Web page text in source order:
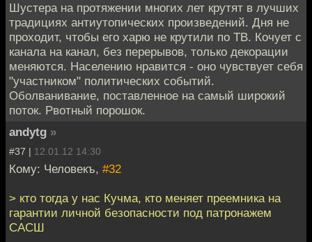
Шустера на протяжении многих лет крутят в лучших
традициях антиутопических произведений. Дня не
проходит, чтобы его харю не крутили по ТВ. Кочует с
канала на канал, без перерывов, только декорации
меняются. Населению нравится - оно чувствует себя
"участником" политических событий.
Оболванивание, поставленное на самый широкий
поток. Рвотный порошок.
andytg »
#37 | 12.01.12 14:30
Кому: Человекъ, #32
> кто тогда у нас Кучма, кто меняет преемника на
гарантии личной безопасности под патронажем
САСШ